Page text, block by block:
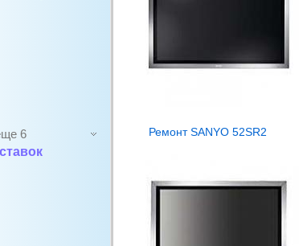
6
Ремонт SANYO 52SR2